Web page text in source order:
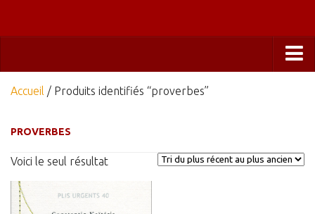
Boutique
Éditions
ficelle&PlisUrgents
Accueil / Produits identifiés “proverbes”
PROVERBES
Voici le seul résultat